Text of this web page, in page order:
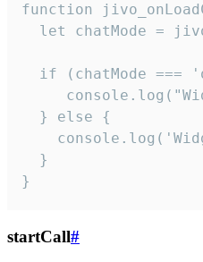
function
let chatMode =
if (chatMode ===
  } else {
  }
}
startCall#